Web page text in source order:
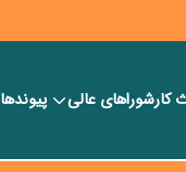
کارشورا‎های عالی پیوندها